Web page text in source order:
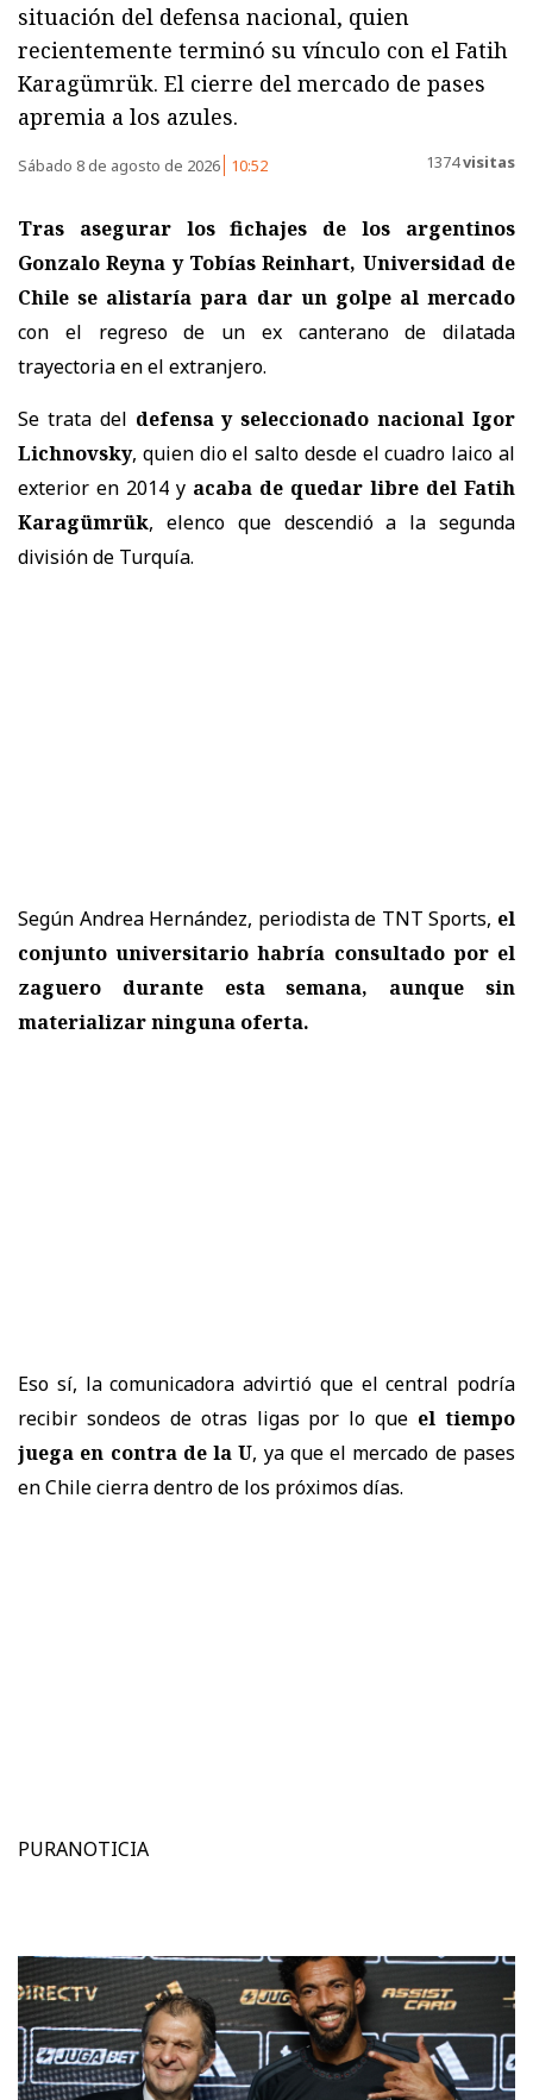
situación del defensa nacional, quien
recientemente terminó su vínculo con el Fatih
Karagümrük. El cierre del mercado de pases
apremia a los azules.
Sábado 8 de agosto de 2026 10:52 1374visitas
Tras asegurar los fichajes de los argentinos
Gonzalo Reyna y Tobías Reinhart, Universidad de
Chile se alistaría para dar un golpe al mercado
con el regreso de un ex canterano de dilatada
trayectoria en el extranjero.
Se trata del defensa y seleccionado nacional Igor
Lichnovsky, quien dio el salto desde el cuadro laico al
exterior en 2014 y acaba de quedar libre del Fatih
Karagümrük, elenco que descendió a la segunda
división de Turquía.
Según Andrea Hernández, periodista de TNT Sports, el
conjunto universitario habría consultado por el
zaguero
durante esta semana, aunque sin
materializar ninguna oferta.
Eso sí, la comunicadora advirtió que el central podría
recibir sondeos de otras ligas por lo que el tiempo
juega en contra de la U, ya que el mercado de pases
en Chile cierra dentro de los próximos días.
PURANOTICIA